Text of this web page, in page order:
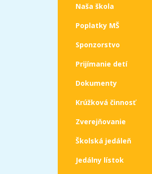
Naša škola
Poplatky MŠ
Sponzorstvo
Prijímanie detí
Dokumenty
Krúžková činnosť
Zverejňovanie
Školská jedáleň
Jedálny lístok